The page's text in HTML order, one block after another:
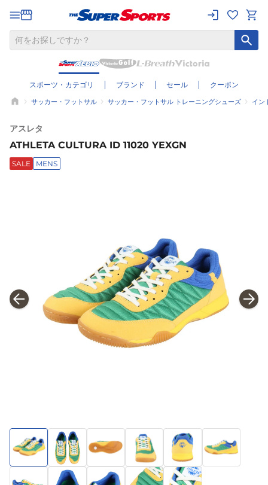
スポーツ・カテゴリ ブランド セール クーポン
サッカー・フットサル サッカー・フットサル トレーニングシューズ イン
アスレタ
ATHLETA CULTURA ID 11020 YEXGN
SALE MENS